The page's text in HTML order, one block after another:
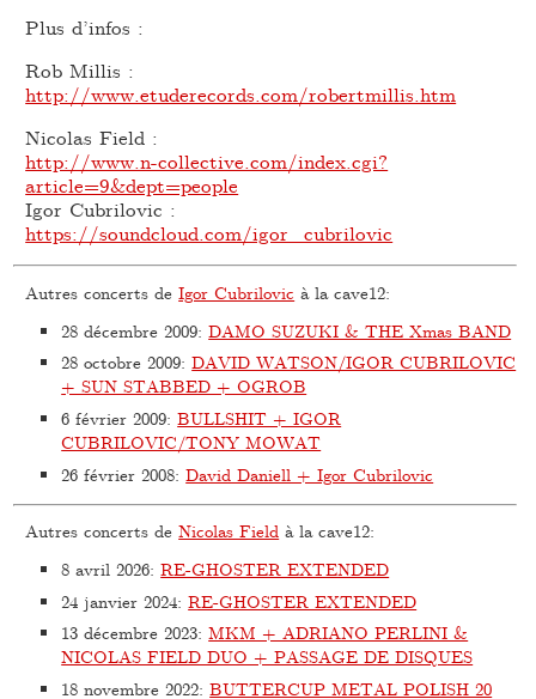
Plus d’infos :
Rob Millis :
http://www.etuderecords.com/robertmillis.htm
Nicolas Field :
http://www.n-collective.com/index.cgi?
article=9&dept=people
Igor Cubrilovic :
https://soundcloud.com/igor_cubrilovic
Autres concerts deIgor Cubrilovic à la cave12:
28 décembre 2009:DAMO SUZUKI & THE Xmas BAND
28 octobre 2009:DAVID WATSON/IGOR CUBRILOVIC
+ SUN STABBED + OGROB
6 février 2009:BULLSHIT + IGOR
CUBRILOVIC/TONY MOWAT
26 février 2008:David Daniell + Igor Cubrilovic
Autres concerts deNicolas Field à la cave12:
8 avril 2026:RE-GHOSTER EXTENDED
24 janvier 2024:RE-GHOSTER EXTENDED
13 décembre 2023:MKM + ADRIANO PERLINI &
NICOLAS FIELD DUO + PASSAGE DE DISQUES
18 novembre 2022:BUTTERCUP METAL POLISH 20